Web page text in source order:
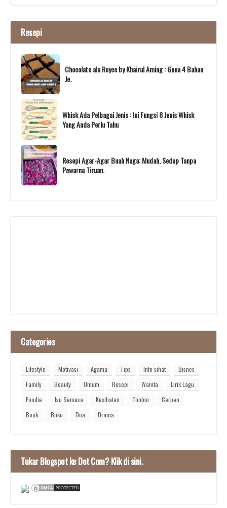
Resepi
Chocolate ala Royce by Khairul Aming : Guna 4 Bahan
Je.
Whisk Ada Pelbagai Jenis : Ini Fungsi 8 Jenis Whisk
Yang Anda Perlu Tahu
Resepi Agar-Agar Buah Naga: Mudah, Sedap Tanpa
Pewarna Tiruan.
Categories
Lifestyle Motivasi Agama Tips Info sihat
Bisnes
Family
Beauty Umum Resepi Wanita
Lirik Lagu
Foodie
Isu Semasa Kesihatan Tonton
Cerpen
Book
Buku Doa Drama
Tukar Blogspot ke Dot Com? Klik di sini.